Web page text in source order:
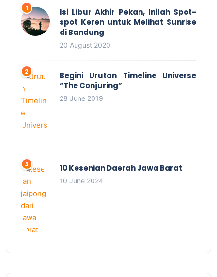
Isi Libur Akhir Pekan, Inilah Spot-
spot Keren untuk Melihat Sunrise
di Bandung
20 August 2020
Begini Urutan Timeline Universe
“The Conjuring”
28 June 2019
10 Kesenian Daerah Jawa Barat
10 June 2024